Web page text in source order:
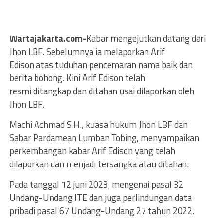
Wartajakarta.com-Kabar mengejutkan datang dari
Jhon LBF. Sebelumnya ia melaporkan Arif
Edison atas tuduhan pencemaran nama baik dan
berita bohong. Kini Arif Edison telah
resmi ditangkap dan ditahan usai dilaporkan oleh
Jhon LBF.
Machi Achmad S.H., kuasa hukum Jhon LBF dan
Sabar Pardamean Lumban Tobing, menyampaikan
perkembangan kabar Arif Edison yang telah
dilaporkan dan menjadi tersangka atau ditahan.
Pada tanggal 12 juni 2023, mengenai pasal 32
Undang-Undang ITE dan juga perlindungan data
pribadi pasal 67 Undang-Undang 27 tahun 2022.